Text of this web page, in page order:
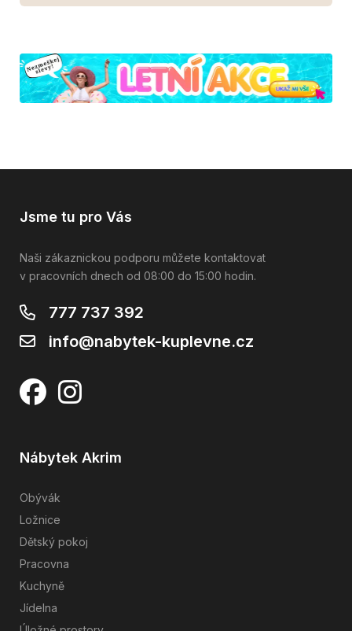
Jsme tu pro Vás
Naši zákaznickou podporu můžete kontaktovat
v pracovních dnech od 08:00 do 15:00 hodin.
777 737 392
info@nabytek-kuplevne.cz
Nábytek Akrim
Obývák
Ložnice
Dětský pokoj
Pracovna
Kuchyně
Jídelna